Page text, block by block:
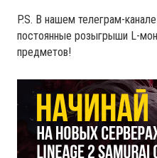
P.S. В нашем телеграм-
постоянные розыгрыши L-
предметов!